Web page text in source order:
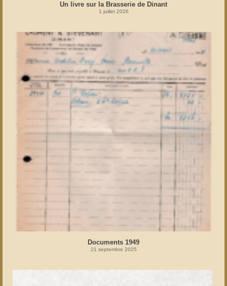
Un livre sur la Brasserie de Dinant
1 juillet 2026
Documents 1949
21 septembre 2025